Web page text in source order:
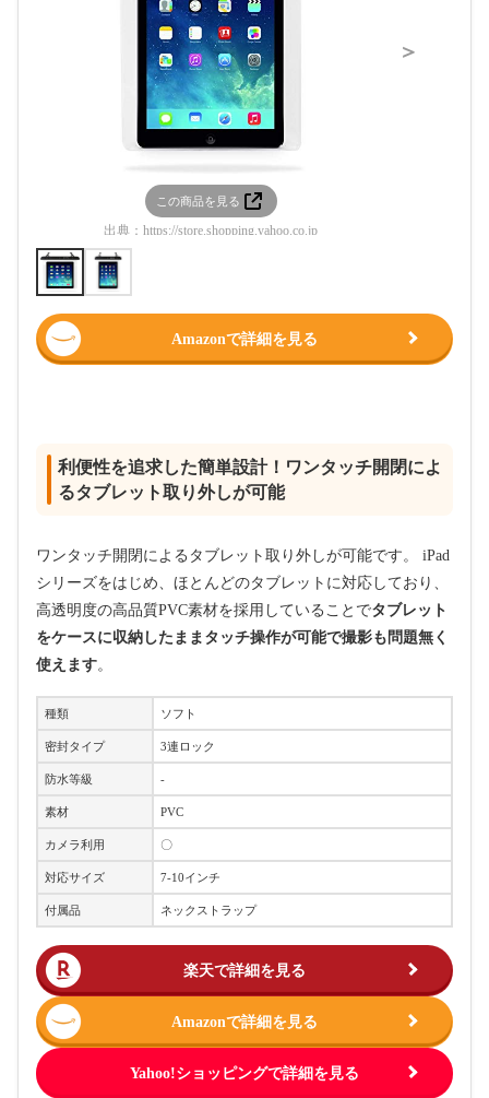
この商品を見る
出典： https://store.shopping.yahoo.co.jp
＞
Amazonで詳細を見る
利便性を追求した簡単設計！ワンタッチ開閉によ
るタブレット取り外しが可能
ワンタッチ開閉によるタブレット取り外しが可能です。 iPad
シリーズをはじめ、ほとんどのタブレットに対応しており、
高透明度の高品質PVC素材を採用していることでタブレット
をケースに収納したままタッチ操作が可能で撮影も問題無く
使えます。
種類 ソフト
密封タイプ 3連ロック
防水等級 -
素材 PVC
カメラ利用 〇
対応サイズ 7-10インチ
付属品 ネックストラップ
楽天で詳細を見る
Amazonで詳細を見る
Yahoo!ショッピングで詳細を見る